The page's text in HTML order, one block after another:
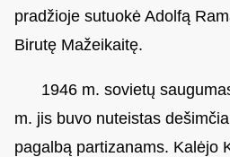
pradžioje sutuokė Adolfą
Birutę Mažeikaitę.
1946 m. sovietų
m. jis buvo nuteistas
pagalbą partizanams. Kalėjo